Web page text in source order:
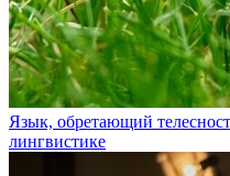
Язык, обретающий
лингвистике